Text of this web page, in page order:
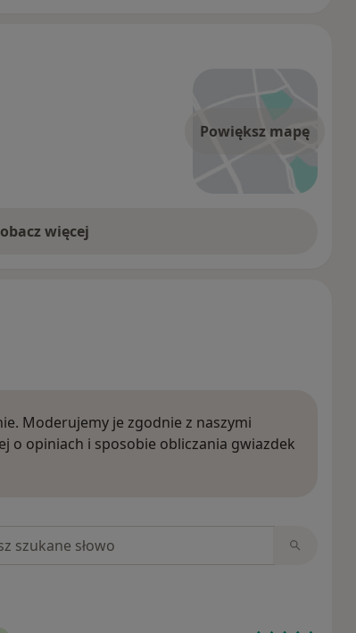
Powiększ mapę
więcej
Moderujemy je zgodnie z naszymi
o opiniach i sposobie obliczania gwiazdek
w opiniach